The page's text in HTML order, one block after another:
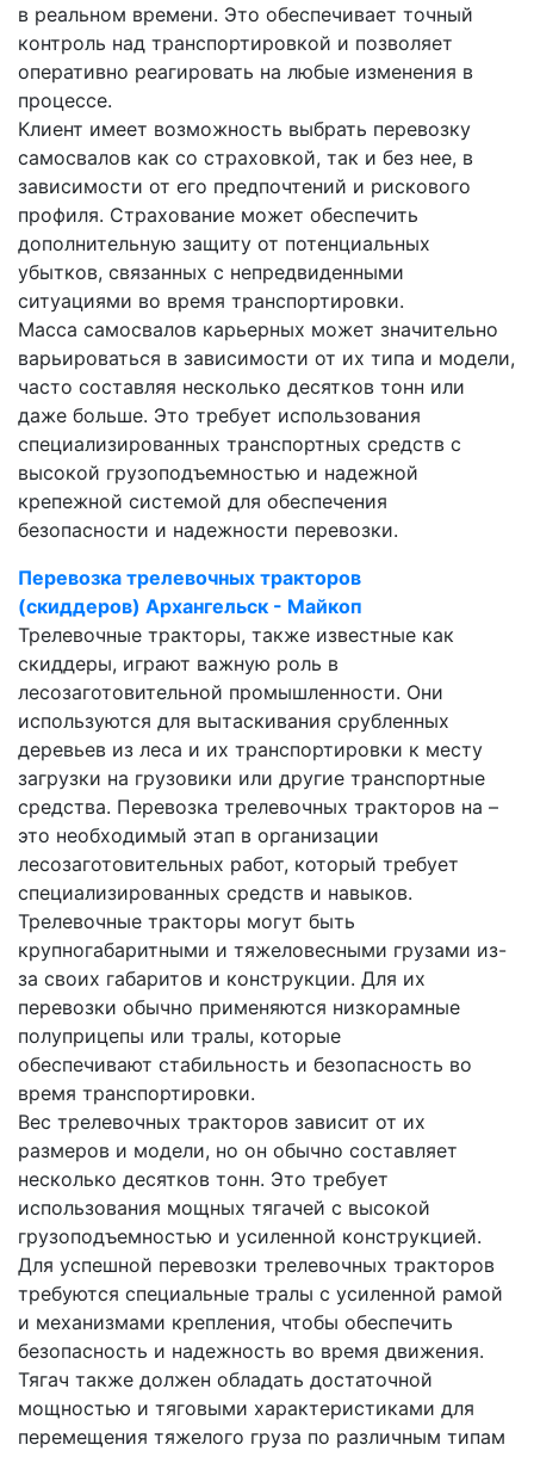
в реальном времени. Это обеспечивает точный
контроль над транспортировкой и позволяет
оперативно реагировать на любые изменения в
процессе.
Клиент имеет возможность выбрать перевозку
самосвалов как со страховкой, так и без нее, в
зависимости от его предпочтений и рискового
профиля. Страхование может обеспечить
дополнительную защиту от потенциальных
убытков, связанных с непредвиденными
ситуациями во время транспортировки.
Масса самосвалов карьерных может значительно
варьироваться в зависимости от их типа и модели,
часто составляя несколько десятков тонн или
даже больше. Это требует использования
специализированных транспортных средств с
высокой грузоподъемностью и надежной
крепежной системой для обеспечения
безопасности и надежности перевозки.
Перевозка трелевочных тракторов
(скиддеров) Архангельск - Майкоп
Трелевочные тракторы, также известные как
скиддеры, играют важную роль в
лесозаготовительной промышленности. Они
используются для вытаскивания срубленных
деревьев из леса и их транспортировки к месту
загрузки на грузовики или другие транспортные
средства. Перевозка трелевочных тракторов на –
это необходимый этап в организации
лесозаготовительных работ, который требует
специализированных средств и навыков.
Трелевочные тракторы могут быть
крупногабаритными и тяжеловесными грузами из-
за своих габаритов и конструкции. Для их
перевозки обычно применяются низкорамные
полуприцепы или тралы, которые
обеспечивают стабильность и безопасность во
время транспортировки.
Вес трелевочных тракторов зависит от их
размеров и модели, но он обычно составляет
несколько десятков тонн. Это требует
использования мощных тягачей с высокой
грузоподъемностью и усиленной конструкцией.
Для успешной перевозки трелевочных тракторов
требуются специальные тралы с усиленной рамой
и механизмами крепления, чтобы обеспечить
безопасность и надежность во время движения.
Тягач также должен обладать достаточной
мощностью и тяговыми характеристиками для
перемещения тяжелого груза по различным типам